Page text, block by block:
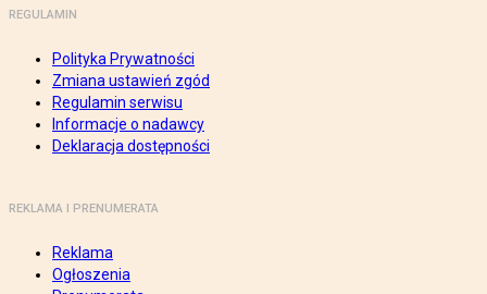
REGULAMIN
Polityka Prywatności
Zmiana ustawień zgód
Regulamin serwisu
Informacje o nadawcy
Deklaracja dostępności
REKLAMA I PRENUMERATA
Reklama
Ogłoszenia